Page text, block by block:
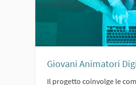
Giovani Animatori
Il progetto coinvolge le